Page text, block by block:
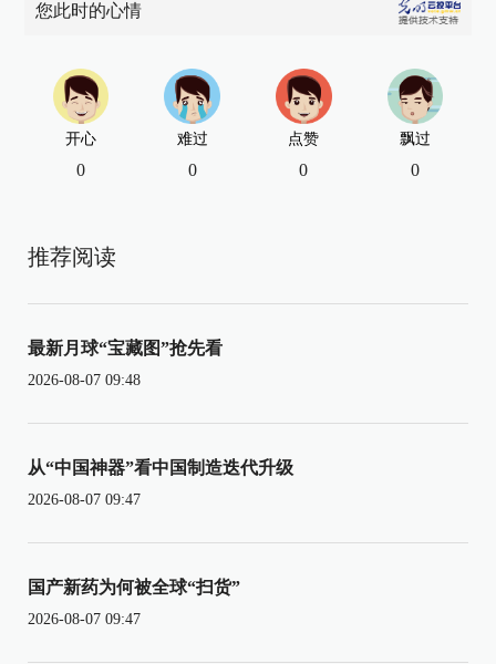
您此时的心情
开心
0
难过
0
点赞
0
飘过
0
推荐阅读
最新月球“宝藏图”抢先看
2026-08-07 09:48
从“中国神器”看中国制造迭代升级
2026-08-07 09:47
国产新药为何被全球“扫货”
2026-08-07 09:47